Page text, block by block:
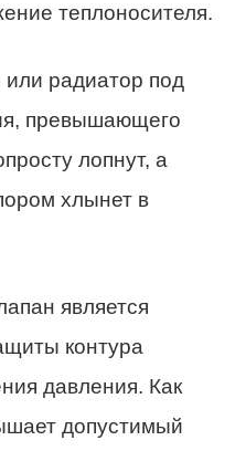
теплоносителя.
радиатор под
превышающего
лопнут, а
хлынет в
является
контура
давления. Как
допустимый